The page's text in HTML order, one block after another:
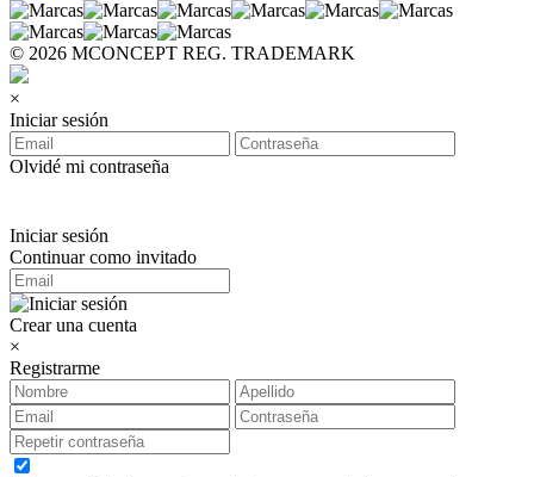
© 2026 MCONCEPT REG. TRADEMARK
×
Iniciar sesión
Olvidé mi contraseña
Iniciar sesión
Continuar como invitado
Crear una cuenta
×
Registrarme